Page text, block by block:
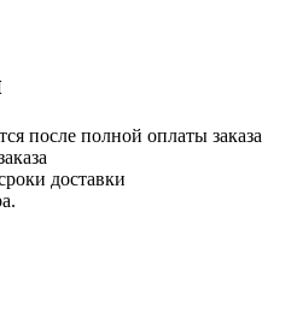
после полной оплаты заказа
доставки